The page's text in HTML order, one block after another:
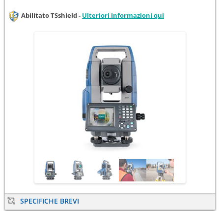
Abilitato TSshield - Ulteriori informazioni qui
SPECIFICHE BREVI